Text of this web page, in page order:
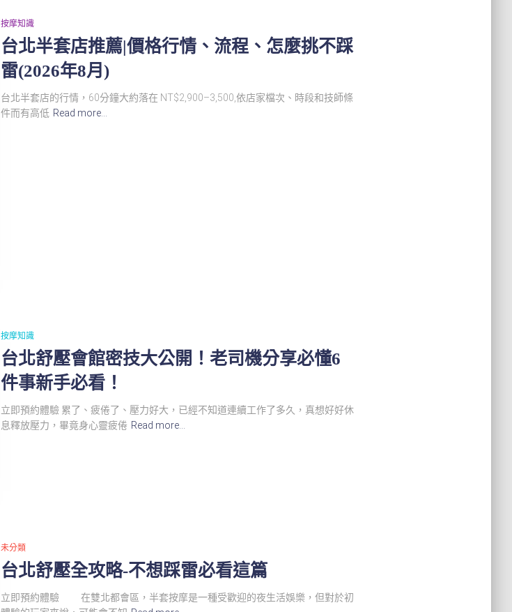
按摩知識
台北半套店推薦|價格行情、流程、怎麼挑不踩
雷(2026年8月)
台北半套店的行情，60分鐘大約落在 NT$2,900–3,500,依店家檔次、時段和技師條
件而有高低 Read more…
按摩知識
台北舒壓會館密技大公開！老司機分享必懂6
件事新手必看！
立即預約體驗 累了、疲倦了、壓力好大，已經不知道連續工作了多久，真想好好休
息釋放壓力，畢竟身心靈疲倦 Read more…
未分類
台北舒壓全攻略-不想踩雷必看這篇
立即預約體驗 在雙北都會區，半套按摩是一種受歡迎的夜生活娛樂，但對於初